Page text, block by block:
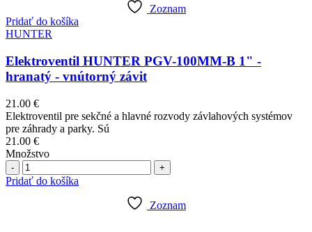
Zoznam
Pridať do košíka
HUNTER
Elektroventil HUNTER PGV-100MM-B 1" -
hranatý - vnútorný závit
21.00 €
Elektroventil pre sekčné a hlavné rozvody závlahových systémov
pre záhrady a parky. Sú
21.00 €
Množstvo
Počet
Pridať do košíka
Zoznam